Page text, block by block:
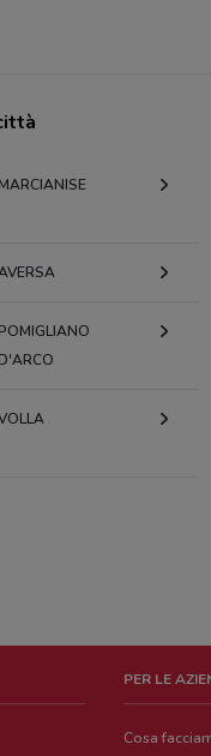
MARCIANISE
POMIGLIANO
D'ARCO
PER LE
Cosa